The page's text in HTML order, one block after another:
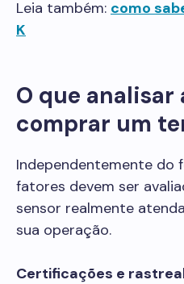
Leia também: como
K
O que analisar
comprar um
Independentemente do
fatores devem ser
sensor realmente
sua operação.
Certificações e